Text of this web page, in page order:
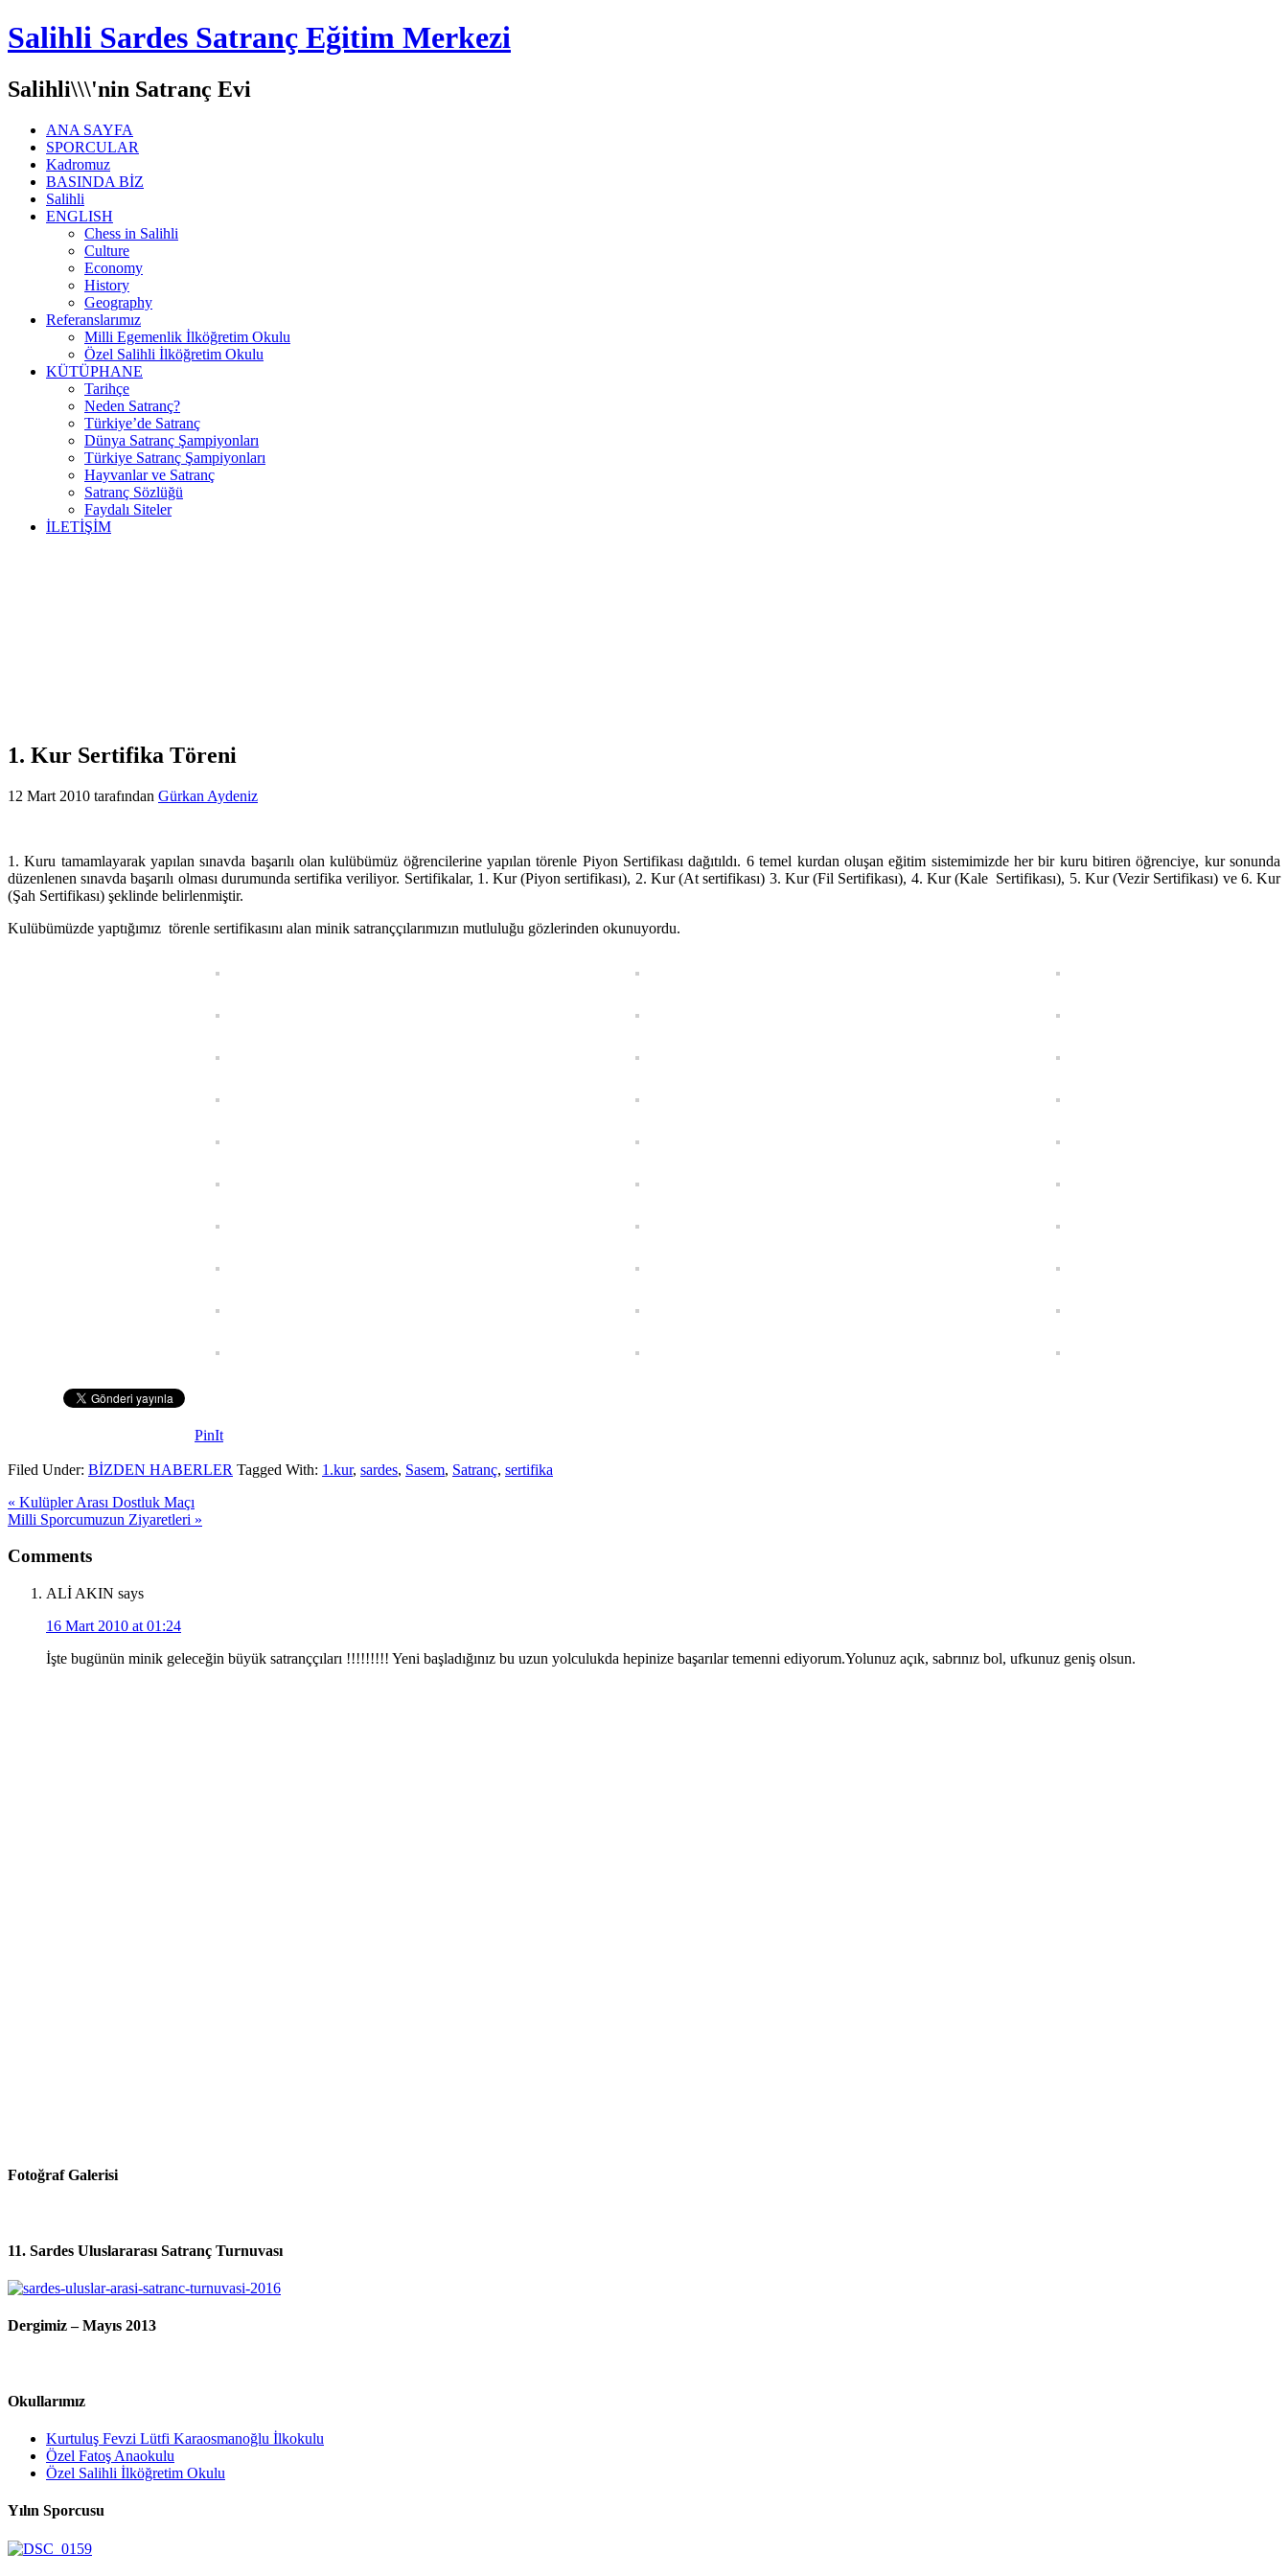
Salihli Sardes Satranç Eğitim Merkezi
Salihli\\\'nin Satranç Evi
ANA SAYFA
SPORCULAR
Kadromuz
BASINDA BİZ
Salihli
ENGLISH
Chess in Salihli
Culture
Economy
History
Geography
Referanslarımız
Milli Egemenlik İlköğretim Okulu
Özel Salihli İlköğretim Okulu
KÜTÜPHANE
Tarihçe
Neden Satranç?
Türkiye’de Satranç
Dünya Satranç Şampiyonları
Türkiye Satranç Şampiyonları
Hayvanlar ve Satranç
Satranç Sözlüğü
Faydalı Siteler
İLETİŞİM
1. Kur Sertifika Töreni
12 Mart 2010 tarafından Gürkan Aydeniz
1. Kuru tamamlayarak yapılan sınavda başarılı olan kulübümüz öğrencilerine yapılan törenle Piyon Sertifikası dağıtıldı. 6 temel kurdan oluşan eğitim sistemimizde her bir kuru bitiren öğrenciye, kur sonunda
düzenlenen sınavda başarılı olması durumunda sertifika veriliyor. Sertifikalar, 1. Kur (Piyon sertifikası), 2. Kur (At sertifikası) 3. Kur (Fil Sertifikası), 4. Kur (Kale Sertifikası), 5. Kur (Vezir Sertifikası) ve 6. Kur
(Şah Sertifikası) şeklinde belirlenmiştir.
Kulübümüzde yaptığımız törenle sertifikasını alan minik satranççılarımızın mutluluğu gözlerinden okunuyordu.
PinIt
Filed Under: BİZDEN HABERLER Tagged With: 1.kur, sardes, Sasem, Satranç, sertifika
« Kulüpler Arası Dostluk Maçı
Milli Sporcumuzun Ziyaretleri »
Comments
ALİ AKIN says
16 Mart 2010 at 01:24
İşte bugünün minik geleceğin büyük satranççıları !!!!!!!!! Yeni başladığınız bu uzun yolculukda hepinize başarılar temenni ediyorum.Yolunuz açık, sabrınız bol, ufkunuz geniş olsun.
Fotoğraf Galerisi
11. Sardes Uluslararası Satranç Turnuvası
Dergimiz – Mayıs 2013
Okullarımız
Kurtuluş Fevzi Lütfi Karaosmanoğlu İlkokulu
Özel Fatoş Anaokulu
Özel Salihli İlköğretim Okulu
Yılın Sporcusu